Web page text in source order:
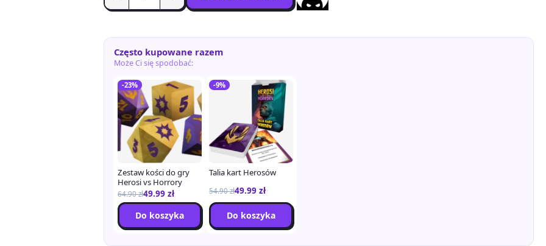
Często kupowane razem
Może Ci się spodobać:
-23%
Zestaw kości do gry
Herosi vs Horrory
64.90zł49.99zł
Do koszyka
-9%
Talia kart Herosów
54.90zł49.99zł
Do koszyka